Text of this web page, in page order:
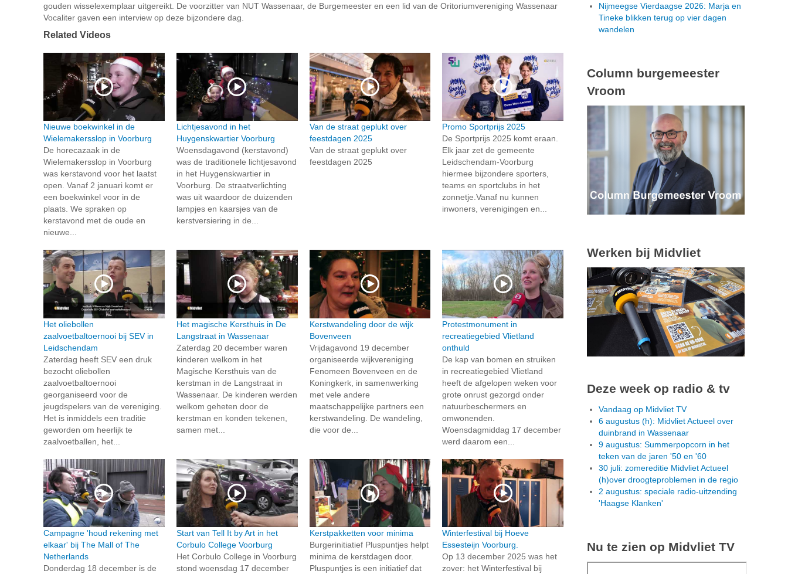
gouden wisselexemplaar uitgereikt. De voorzitter van NUT Wassenaar, de Burgemeester en een lid van de Oritoriumvereniging Wassenaar
Vocaliter gaven een interview op deze bijzondere dag.
Related Videos
Nieuwe boekwinkel in de
Wielemakersslop in Voorburg
De horecazaak in de
Wielemakersslop in Voorburg
was kerstavond voor het laatst
open. Vanaf 2 januari komt er
een boekwinkel voor in de
plaats. We spraken op
kerstavond met de oude en
nieuwe...
Lichtjesavond in het
Huygenskwartier Voorburg
Woensdagavond (kerstavond)
was de traditionele lichtjesavond
in het Huygenskwartier in
Voorburg. De straatverlichting
was uit waardoor de duizenden
lampjes en kaarsjes van de
kerstversiering in de...
Van de straat geplukt over
feestdagen 2025
Van de straat geplukt over
feestdagen 2025
Promo Sportprijs 2025
De Sportprijs 2025 komt eraan.
Elk jaar zet de gemeente
Leidschendam-Voorburg
hiermee bijzondere sporters,
teams en sportclubs in het
zonnetje.Vanaf nu kunnen
inwoners, verenigingen en...
Het oliebollen
zaalvoetbaltoernooi bij SEV in
Leidschendam
Zaterdag heeft SEV een druk
bezocht oliebollen
zaalvoetbaltoernooi
georganiseerd voor de
jeugdspelers van de vereniging.
Het is inmiddels een traditie
geworden om heerlijk te
zaalvoetballen, het...
Het magische Kersthuis in De
Langstraat in Wassenaar
Zaterdag 20 december waren
kinderen welkom in het
Magische Kersthuis van de
kerstman in de Langstraat in
Wassenaar. De kinderen werden
welkom geheten door de
kerstman en konden tekenen,
samen met...
Kerstwandeling door de wijk
Bovenveen
Vrijdagavond 19 december
organiseerde wijkvereniging
Fenomeen Bovenveen en de
Koningkerk, in samenwerking
met vele andere
maatschappelijke partners een
kerstwandeling. De wandeling,
die voor de...
Protestmonument in
recreatiegebied Vlietland
onthuld
De kap van bomen en struiken
in recreatiegebied Vlietland
heeft de afgelopen weken voor
grote onrust gezorgd onder
natuurbeschermers en
omwonenden.
Woensdagmiddag 17 december
werd daarom een...
Campagne 'houd rekening met
elkaar' bij The Mall of The
Netherlands
Donderdag 18 december is de
Start van Tell It by Art in het
Corbulo College Voorburg
Het Corbulo College in Voorburg
stond woensdag 17 december
Kerstpakketten voor minima
Burgerinitiatief Pluspuntjes helpt
minima de kerstdagen door.
Pluspuntjes is een initiatief dat
Winterfestival bij Hoeve
Essesteijn Voorburg.
Op 13 december 2025 was het
zover: het Winterfestival bij
Nijmeegse Vierdaagse 2026: Marja en
Tineke blikken terug op vier dagen
wandelen
Column burgemeester
Vroom
Werken bij Midvliet
Deze week op radio & tv
Vandaag op Midvliet TV
6 augustus (h): Midvliet Actueel over
duinbrand in Wassenaar
9 augustus: Summerpopcorn in het
teken van de jaren '50 en '60
30 juli: zomereditie Midvliet Actueel
(h)over droogteproblemen in de regio
2 augustus: speciale radio-uitzending
'Haagse Klanken'
Nu te zien op Midvliet TV